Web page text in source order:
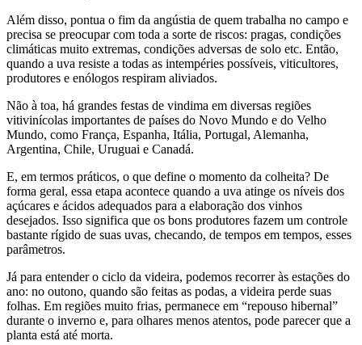
Além disso, pontua o fim da angústia de quem trabalha no campo e
precisa se preocupar com toda a sorte de riscos: pragas, condições
climáticas muito extremas, condições adversas de solo etc. Então,
quando a uva resiste a todas as intempéries possíveis, viticultores,
produtores e enólogos respiram aliviados.
Não à toa, há grandes festas de vindima em diversas regiões
vitivinícolas importantes de países do Novo Mundo e do Velho
Mundo, como França, Espanha, Itália, Portugal, Alemanha,
Argentina, Chile, Uruguai e Canadá.
E, em termos práticos, o que define o momento da colheita? De
forma geral, essa etapa acontece quando a uva atinge os níveis dos
açúcares e ácidos adequados para a elaboração dos vinhos
desejados. Isso significa que os bons produtores fazem um controle
bastante rígido de suas uvas, checando, de tempos em tempos, esses
parâmetros.
Já para entender o ciclo da videira, podemos recorrer às estações do
ano: no outono, quando são feitas as podas, a videira perde suas
folhas. Em regiões muito frias, permanece em “repouso hibernal”
durante o inverno e, para olhares menos atentos, pode parecer que a
planta está até morta.